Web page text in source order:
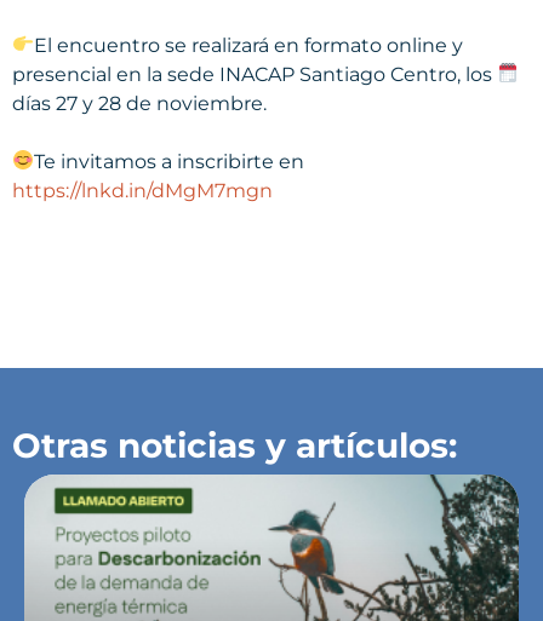
El encuentro se realizará en formato online y
presencial en la sede INACAP Santiago Centro, los
días 27 y 28 de noviembre.
Te invitamos a inscribirte en
https://lnkd.in/dMgM7mgn
Otras noticias y artículos: